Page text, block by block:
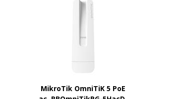
MikroTik OmniTiK 5 PoE